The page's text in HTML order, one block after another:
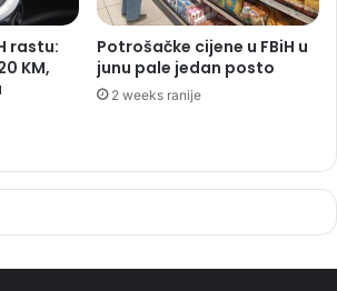
rastu:
KM,
Potrošačke cijene u FBiH u
junu pale jedan posto
2 weeks ranije